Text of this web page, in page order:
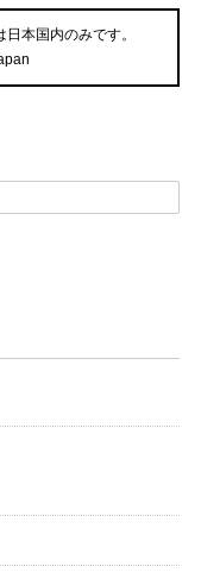
日本国内のみです。